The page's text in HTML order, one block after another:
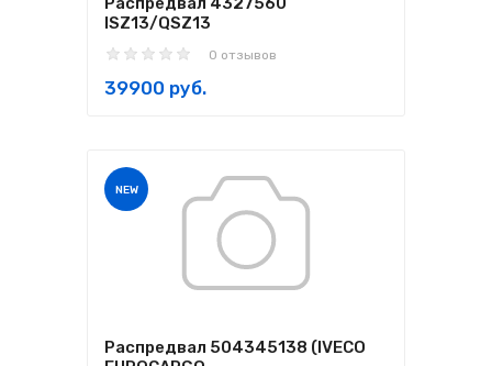
ISZ13/QSZ13
0 отзывов
39900 руб.
NEW
Распредвал 504345138 (IVECO